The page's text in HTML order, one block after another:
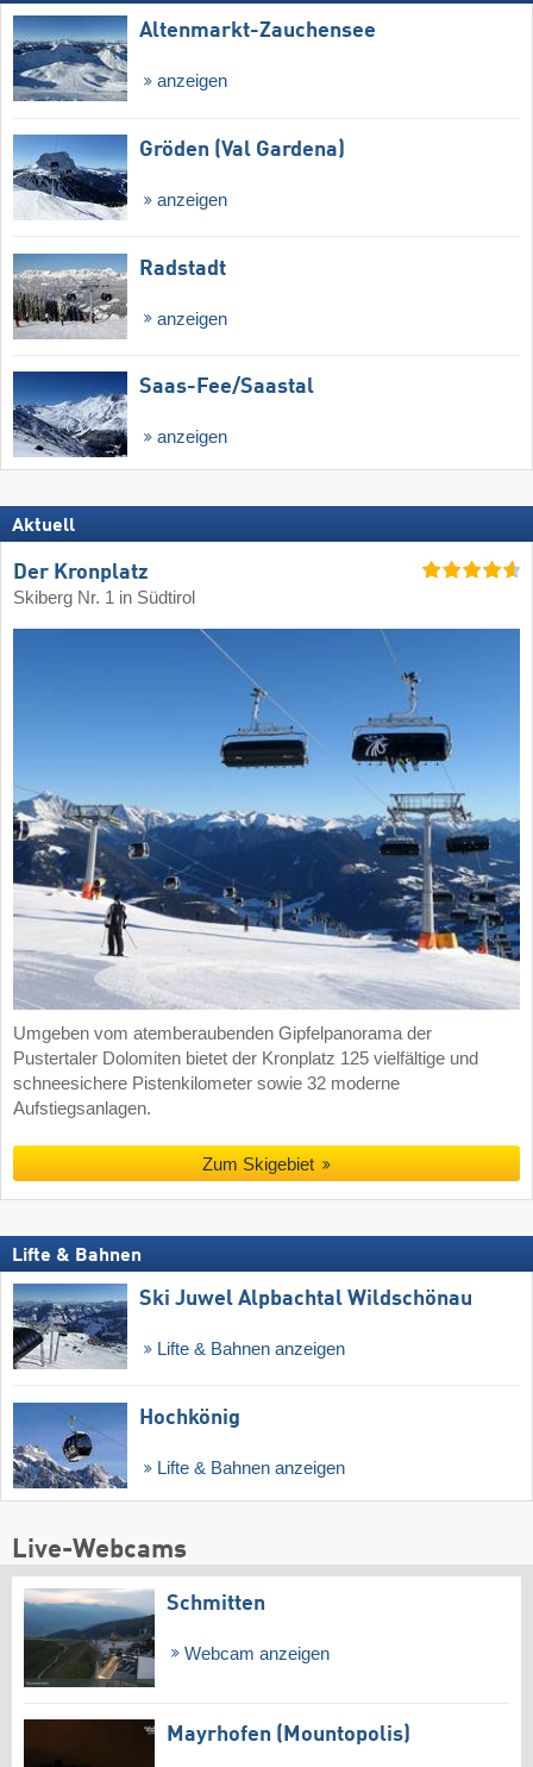
Altenmarkt-Zauchensee
anzeigen
Gröden (Val Gardena)
anzeigen
Radstadt
anzeigen
Saas-Fee/​Saastal
anzeigen
Aktuell
Der Kronplatz
Skiberg Nr. 1 in Südtirol
Umgeben vom atemberaubenden Gipfelpanorama der
Pustertaler Dolomiten bietet der Kronplatz 125 vielfältige und
schneesichere Pistenkilometer sowie 32 moderne
Aufstiegsanlagen.
Zum Skigebiet
Lifte & Bahnen
Ski Juwel Alpbachtal Wildschönau
Lifte & Bahnen anzeigen
Hochkönig
Lifte & Bahnen anzeigen
Live-Webcams
Schmitten
Webcam anzeigen
Mayrhofen (Mountopolis)